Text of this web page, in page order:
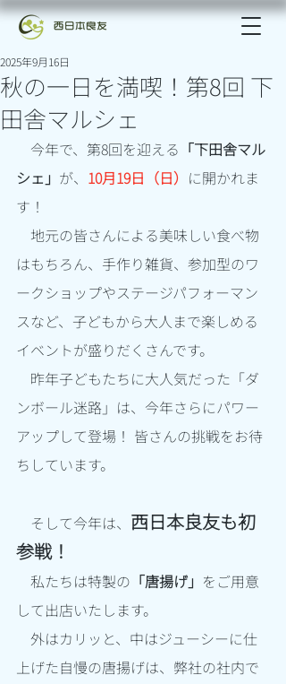
秋の一日を満喫！第8回 下
田舎マルシェ
2025年9月16日
今年で、第8回を迎える 「下田舎マル
シェ」 が、 10月19日（日） に開かれま
す！
地元の皆さんによる美味しい食べ物
はもちろん、手作り雑貨、参加型のワ
ークショップやステージパフォーマン
スなど、子どもから大人まで楽しめる
イベントが盛りだくさんです。
昨年子どもたちに大人気だった「ダ
ンボール迷路」は、今年さらにパワー
アップして登場！ 皆さんの挑戦をお待
ちしています。
そして今年は、 西日本良友も初
参戦！
私たちは特製の 「唐揚げ」 をご用意
して出店いたします。
外はカリッと、中はジューシーに仕
上げた自慢の唐揚げは、弊社の社内で